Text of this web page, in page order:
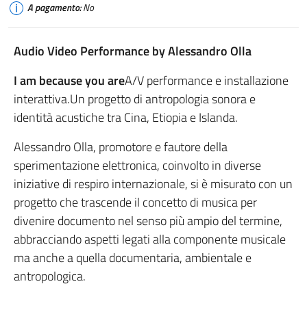
A pagamento:No
Audio Video Performance by Alessandro Olla
I am because you areA/V performance e installazione
interattiva.Un progetto di antropologia sonora e
identità acustiche tra Cina, Etiopia e Islanda.
Alessandro Olla, promotore e fautore della
sperimentazione elettronica, coinvolto in diverse
iniziative di respiro internazionale, si è misurato con un
progetto che trascende il concetto di musica per
divenire documento nel senso più ampio del termine,
abbracciando aspetti legati alla componente musicale
ma anche a quella documentaria, ambientale e
antropologica.